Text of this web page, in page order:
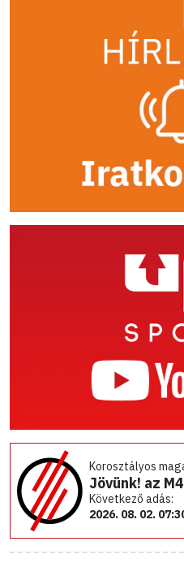
Korosztályos
Jövünk! az
Következő adás:
2026. 08. 02.